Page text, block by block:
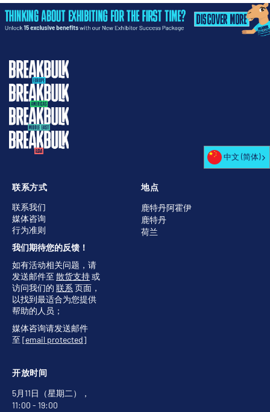
地点
鹿特丹阿霍伊
鹿特丹
荷兰
开放时间
5月11日（星期二），
11:00 - 19:00
联系方式
联系我们
媒体咨询
行为准则
我们期待您的反馈！
如有活动相关问题，请
发送邮件至 散货支持或
访问我们的 联系 页面，
以找到最适合为您提供
帮助的人员；
媒体咨询请发送邮件
至 [email protected]
中文 (简体)